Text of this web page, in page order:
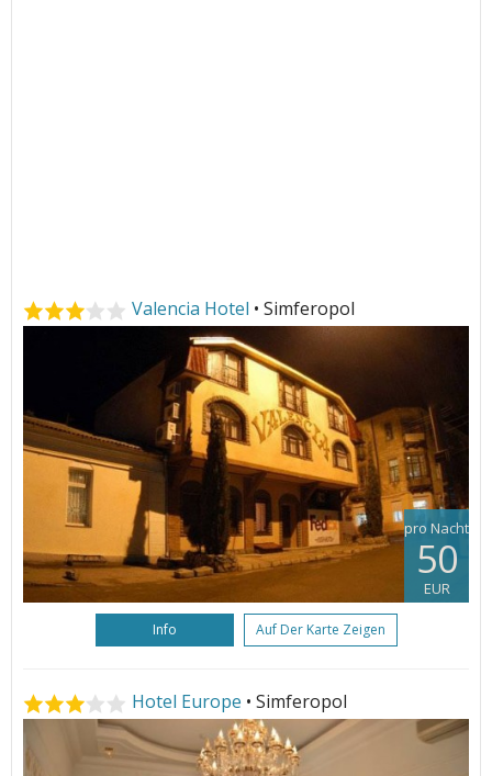
Valencia Hotel • Simferopol
pro Nacht
50
EUR
Info Auf Der Karte Zeigen
Hotel Europe • Simferopol